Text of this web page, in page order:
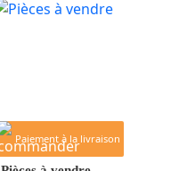
Paiement à la livraison